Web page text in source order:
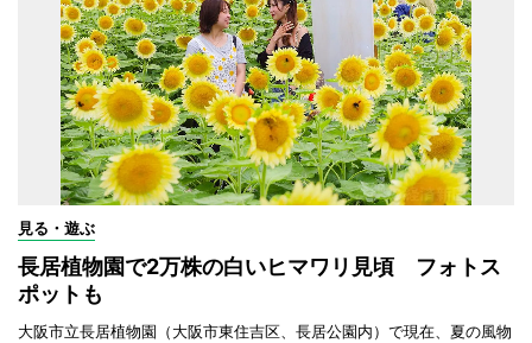
見る・遊ぶ
長居植物園で2万株の白いヒマワリ見頃 フォトス
ポットも
大阪市立長居植物園（大阪市東住吉区、長居公園内）で現在、夏の風物